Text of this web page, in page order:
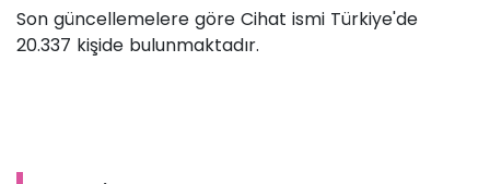
Son güncellemelere göre Cihat ismi Türkiye'de
20.337 kişide bulunmaktadır.